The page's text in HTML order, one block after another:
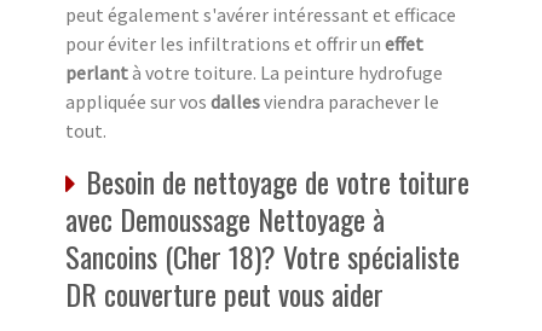
peut également s'avérer intéressant et efficace
pour éviter les infiltrations et offrir un effet
perlantà votre toiture. La peinture hydrofuge
appliquée sur vos dallesviendra parachever le
tout.
Besoin de nettoyage de votre toiture
avec Demoussage Nettoyage à
Sancoins (Cher 18)? Votre spécialiste
DR couverture peut vous aider